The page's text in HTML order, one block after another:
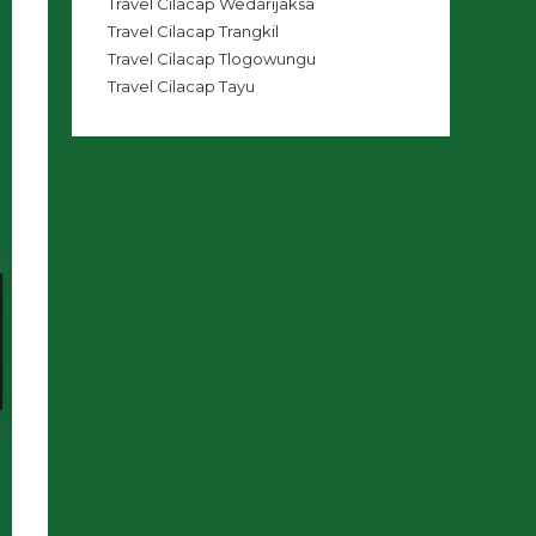
Travel Cilacap Trangkil
Travel Cilacap Tlogowungu
Travel Cilacap Tayu